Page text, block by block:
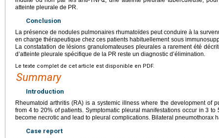
atteinte pleurale de PR.
Conclusion
La présence de nodules pulmonaires rhumatoïdes peut conduire à la
en charge thérapeutique chez ces patients habituellement sous
La constatation de lésions granulomateuses pleurales a rarement été
d’atteinte pleurale spécifique de la PR reste un diagnostic d’élimination.
Le texte complet de cet article est disponible en PDF.
Summary
Introduction
Rheumatoid arthritis (RA) is a systemic illness where the development of
from 4 to 20% of patients. Symptomatic pleural manifestations occur in 3
become necrotic and lead to pleural complications. Bilateral pneumothorax
Case report